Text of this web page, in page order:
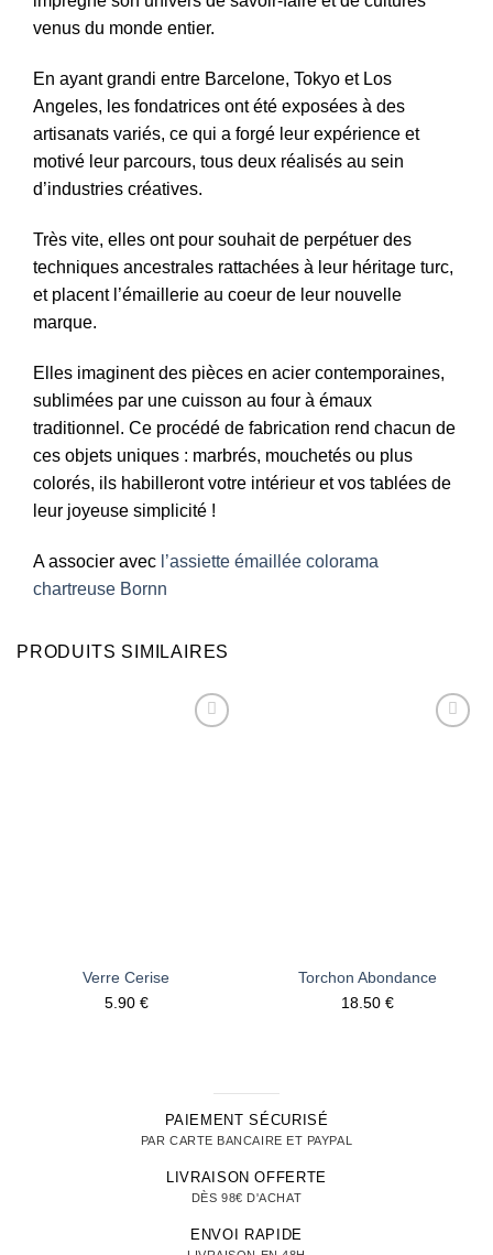
venus du monde entier.
En ayant grandi entre Barcelone, Tokyo et Los
Angeles, les fondatrices ont été exposées à des
artisanats variés, ce qui a forgé leur expérience et
motivé leur parcours, tous deux réalisés au sein
d’industries créatives.
Très vite, elles ont pour souhait de perpétuer des
techniques ancestrales rattachées à leur héritage turc,
et placent l’émaillerie au coeur de leur nouvelle
marque.
Elles imaginent des pièces en acier contemporaines,
sublimées par une cuisson au four à émaux
traditionnel. Ce procédé de fabrication rend chacun de
ces objets uniques : marbrés, mouchetés ou plus
colorés, ils habilleront votre intérieur et vos tablées de
leur joyeuse simplicité !
A associer avec l’assiette émaillée colorama
chartreuse Bornn
PRODUITS SIMILAIRES
Verre Cerise
5.90 €
Torchon Abondance
18.50 €
PAIEMENT SÉCURISÉ
PAR CARTE BANCAIRE ET PAYPAL
LIVRAISON OFFERTE
DÈS 98€ D'ACHAT
ENVOI RAPIDE